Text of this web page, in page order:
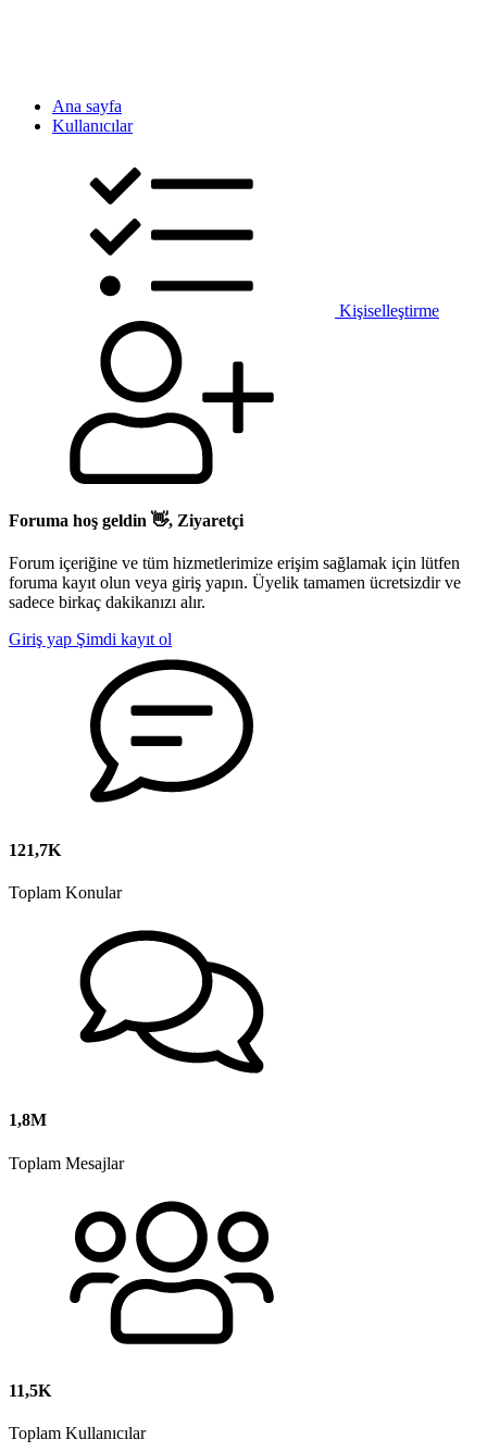
Ana sayfa
Kullanıcılar
Kişiselleştirme
Foruma hoş geldin 👋, Ziyaretçi
Forum içeriğine ve tüm hizmetlerimize erişim sağlamak için lütfen
foruma kayıt olun veya giriş yapın. Üyelik tamamen ücretsizdir ve
sadece birkaç dakikanızı alır.
Giriş yap Şimdi kayıt ol
121,7K
Toplam Konular
1,8M
Toplam Mesajlar
11,5K
Toplam Kullanıcılar